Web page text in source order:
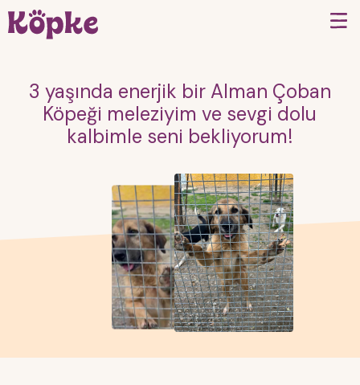
3 yaşında enerjik bir Alman Çoban
Köpeği meleziyim ve sevgi dolu
kalbimle seni bekliyorum!